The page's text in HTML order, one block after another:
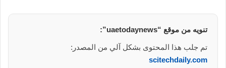
تنويه من موقع “uaetodaynews”:
تم جلب هذا المحتوى بشكل آلي من المصدر:
scitechdaily.com